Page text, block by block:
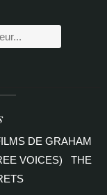
DE GRAHAM
VOICES)
THE